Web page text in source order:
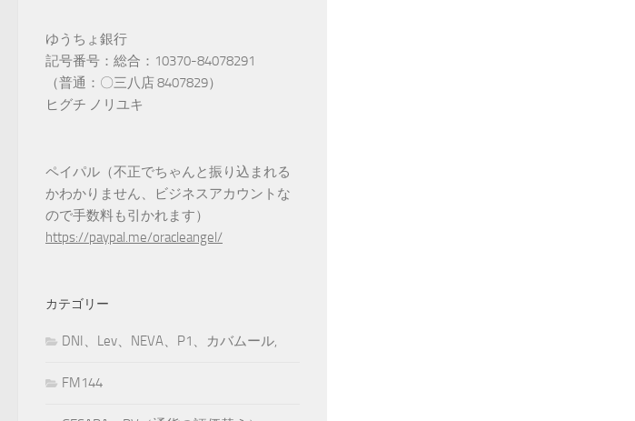
ゆうちょ銀行
記号番号：総合：10370-84078291
（普通：〇三八店 8407829）
ヒグチ ノリユキ
ペイパル（不正でちゃんと振り込まれる
かわかりません、ビジネスアカウントな
ので手数料も引かれます）
https://paypal.me/oracleangel/
カテゴリー
DNI、Lev、NEVA、P1、カバムール,
FM144